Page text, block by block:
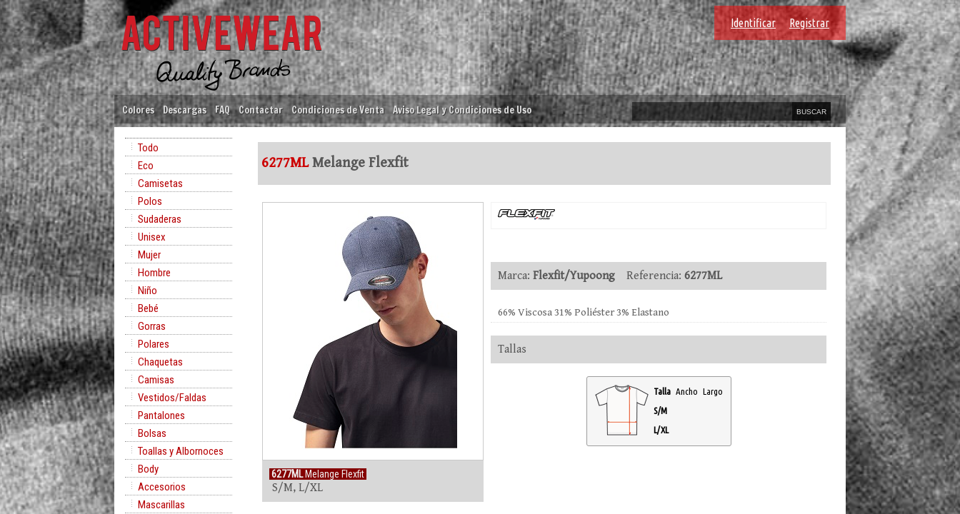
Identificar Registrar
Colores Descargas FAQ Contactar Condiciones de Venta Aviso Legal y Condiciones de Uso
Todo
Eco
Camisetas
Polos
Sudaderas
Unisex
Mujer
Hombre
Niño
Bebé
Gorras
Polares
Chaquetas
Camisas
Vestidos/Faldas
Pantalones
Bolsas
Toallas y Albornoces
Body
Accesorios
Mascarillas
6277MLMelange Flexfit
6277MLMelange Flexfit
S/M, L/XL
Marca: Flexfit/Yupoong Referencia: 6277ML
66% Viscosa 31% Poliéster 3% Elastano
Tallas
Talla Ancho Largo
S/M
L/XL